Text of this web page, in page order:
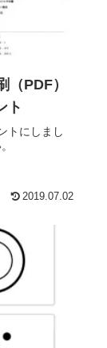
PDF）
ト
トにしまし
2019.07.02